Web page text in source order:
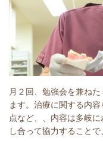
月２回、勉強会を兼ね
ます。治療に関する内
点など、、内容は多岐
し合って協力すること